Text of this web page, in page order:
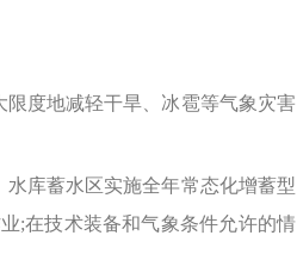
度地减轻干旱、冰雹等气象灾害
库蓄水区实施全年常态化增蓄型
;在技术装备和气象条件允许的情